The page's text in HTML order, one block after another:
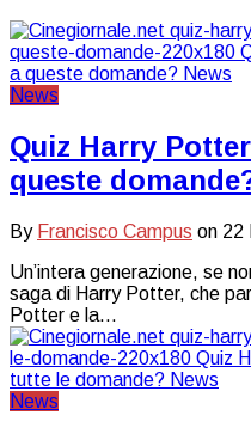
News
Quiz Harry
queste
By Francisco Campus on 22
Un’intera generazione, se
saga di Harry Potter, che
Potter e la…
News